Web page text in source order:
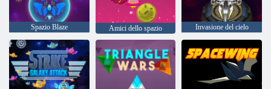
Spazio Blaze Amici dello spazio Invasione del cielo